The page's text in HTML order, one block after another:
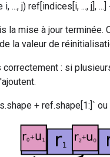
j) ref[indices[i, ..., j], ...]
la mise à jour terminée.
la valeur de
: si
+ ref.shape[1:]` ou